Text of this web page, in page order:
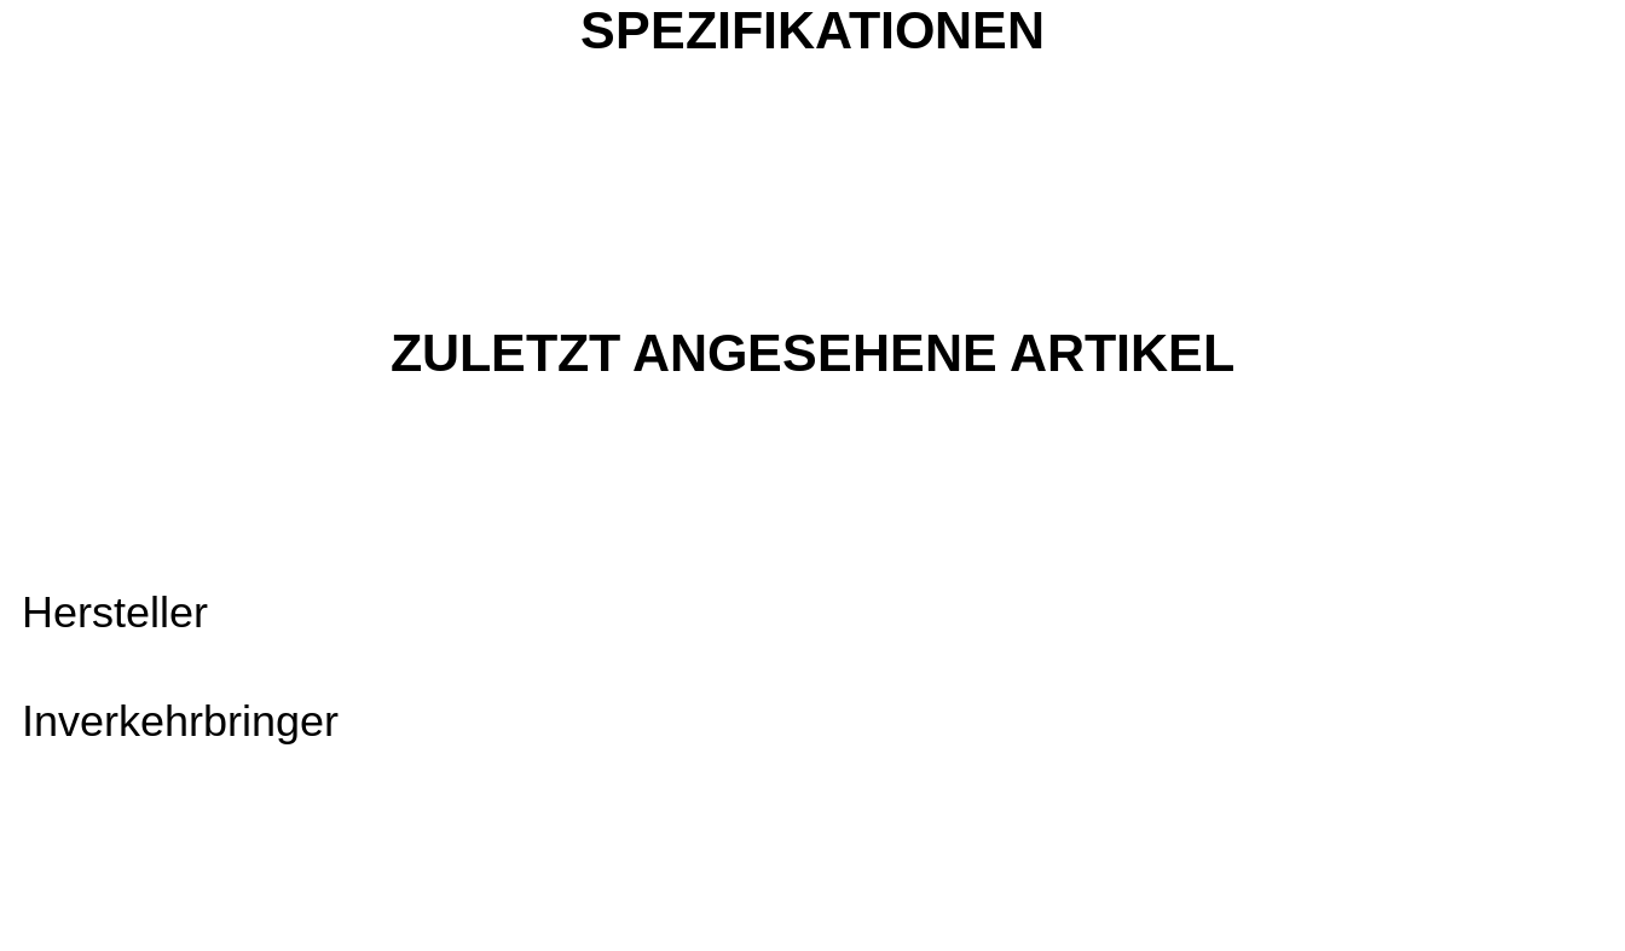
SPEZIFIKATIONEN
ZULETZT ANGESEHENE ARTIKEL
Hersteller
Inverkehrbringer